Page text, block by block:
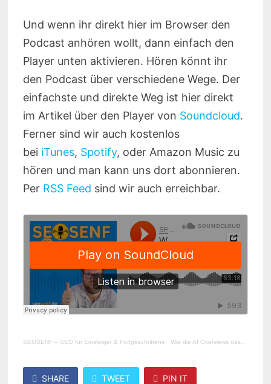
Und wenn ihr direkt hier im Browser den
Podcast anhören wollt, dann einfach den
Player unten aktivieren. Hören könnt ihr
den Podcast über verschiedene Wege. Der
einfachste und direkte Weg ist hier direkt
im Artikel über den Player von Soundcloud.
Ferner sind wir auch kostenlos
bei iTunes, Spotify, oder Amazon Music zu
hören und man kann uns dort abonnieren.
Per RSS Feed sind wir auch erreichbar.
SEOSENF – SEO für Einsteiger & Fortgeschrittene · Wie die AI Overviews das SEO-Spiel verändern – für Unternehmen & Agenturen | Christian Vollmert #236
SHARE TWEET PIN IT